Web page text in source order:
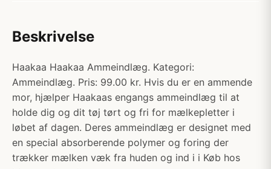
Beskrivelse
Haakaa Haakaa Ammeindlæg. Kategori:
Ammeindlæg. Pris: 99.00 kr. Hvis du er en ammende
mor, hjælper Haakaas engangs ammeindlæg til at
holde dig og dit tøj tørt og fri for mælkepletter i
løbet af dagen. Deres ammeindlæg er designet med
en special absorberende polymer og foring der
trækker mælken væk fra huden og ind i i Køb hos